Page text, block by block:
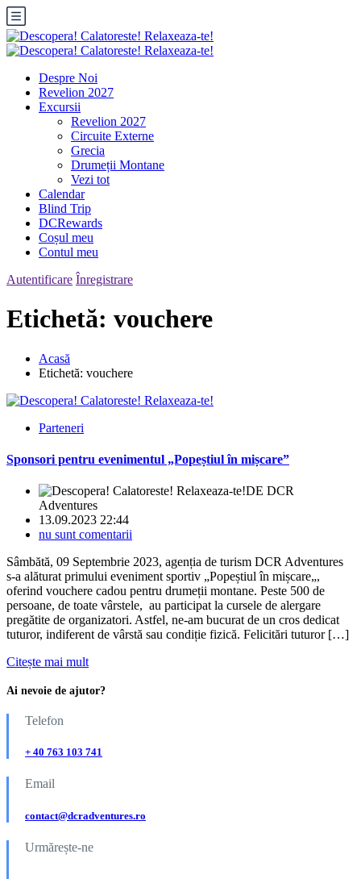
Despre Noi
Revelion 2027
Excursii
Revelion 2027
Circuite Externe
Grecia
Drumeții Montane
Vezi tot
Calendar
Blind Trip
DCRewards
Coșul meu
Contul meu
Autentificare Înregistrare
Etichetă: vouchere
Acasă
Etichetă: vouchere
Parteneri
Sponsori pentru evenimentul „Popeștiul în mișcare”
DE DCR
Adventures
13.09.2023 22:44
nu sunt comentarii
Sâmbătă, 09 Septembrie 2023, agenția de turism DCR Adventures
s-a alăturat primului eveniment sportiv „Popeștiul în mișcare„,
oferind vouchere cadou pentru drumeții montane. Peste 500 de
persoane, de toate vârstele, au participat la cursele de alergare
pregătite de organizatori. Astfel, ne-am bucurat de un cros dedicat
tuturor, indiferent de vârstă sau condiție fizică. Felicitări tuturor […]
Citește mai mult
Ai nevoie de ajutor?
Telefon
+ 40 763 103 741
Email
contact@dcradventures.ro
Urmărește-ne